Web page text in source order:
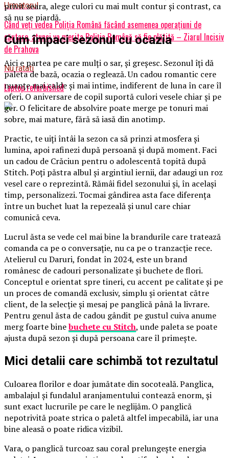
Urmatorul
Când veți vedea Poliția Română făcând asemenea operațiuni de
căutare, atunci va merita Poliția Română să fie plătită – Ziarul Incisiv
de Prahova
Nu ratati
Laptop refurbished
privit seara, alege culori cu mai mult contur și contrast, ca
să nu se piardă.
Cum împaci sezonul cu ocazia
Aici e partea pe care mulți o sar, și greșesc. Sezonul îți dă
paleta de bază, ocazia o reglează. Un cadou romantic cere
nuanțe mai calde și mai intime, indiferent de luna în care îl
oferi. O aniversare de copil suportă culori vesele chiar și pe
ger. O felicitare de absolvire poate merge pe tonuri mai
sobre, mai mature, fără să iasă din anotimp.
Practic, te uiți întâi la sezon ca să prinzi atmosfera și
lumina, apoi rafinezi după persoană și după moment. Faci
un cadou de Crăciun pentru o adolescentă topită după
Stitch. Poți păstra albul și argintiul iernii, dar adaugi un roz
vesel care o reprezintă. Rămâi fidel sezonului și, în același
timp, personalizezi. Tocmai gândirea asta face diferența
între un buchet luat la repezeală și unul care chiar
comunică ceva.
Lucrul ăsta se vede cel mai bine la brandurile care tratează
comanda ca pe o conversație, nu ca pe o tranzacție rece.
Atelierul cu Daruri, fondat în 2024, este un brand
românesc de cadouri personalizate și buchete de flori.
Conceptul e orientat spre tineri, cu accent pe calitate și pe
un proces de comandă exclusiv, simplu și orientat către
client, de la selecție și mesaj pe panglică până la livrare.
Pentru genul ăsta de cadou gândit pe gustul cuiva anume
merg foarte binebuchete cu Stitch, unde paleta se poate
ajusta după sezon și după persoana care îl primește.
Mici detalii care schimbă tot rezultatul
Culoarea florilor e doar jumătate din socoteală. Panglica,
ambalajul și fundalul aranjamentului contează enorm, și
sunt exact lucrurile pe care le neglijăm. O panglică
nepotrivită poate strica o paletă altfel impecabilă, iar una
bine aleasă o poate ridica vizibil.
Vara, o panglică turcoaz sau coral prelungește energia